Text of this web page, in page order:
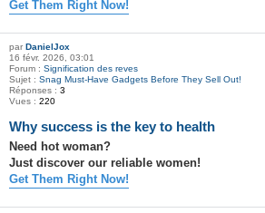
Get Them Right Now!
par DanielJox
16 févr. 2026, 03:01
Forum : Signification des reves
Sujet : Snag Must-Have Gadgets Before They Sell Out!
Réponses : 3
Vues : 220
Why success is the key to health
Need hot woman?
Just discover our reliable women!
Get Them Right Now!